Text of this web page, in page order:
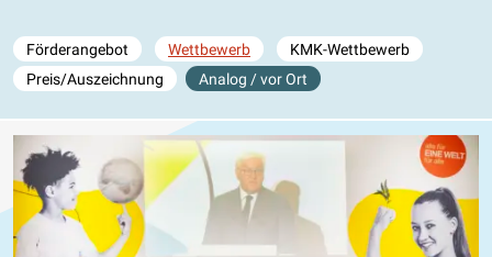
Förderangebot Wettbewerb
KMK-Wettbewerb
Preis/Auszeichnung
Analog / vor Ort